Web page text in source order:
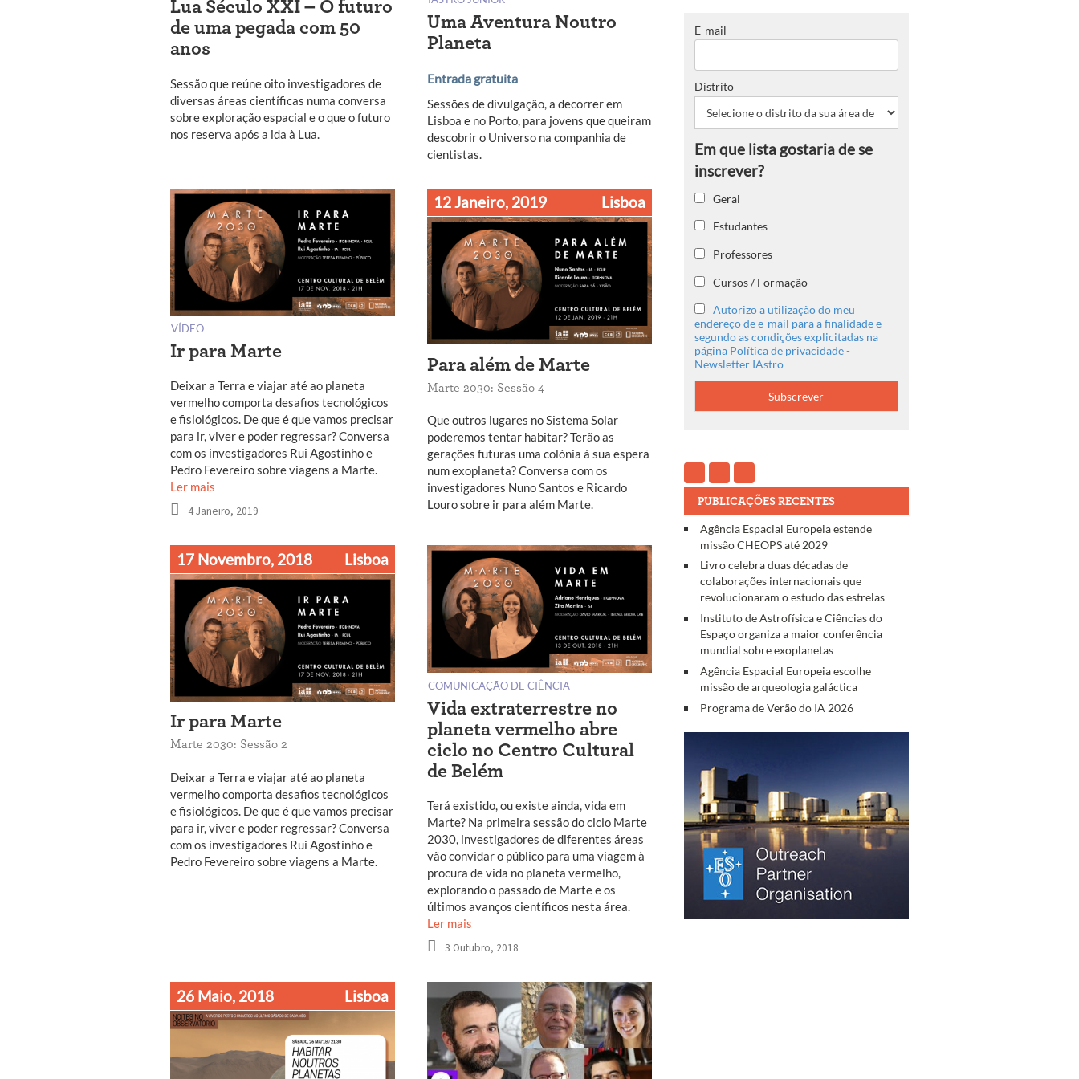
Lua Século XXI – O futuro
de uma pegada com 50
anos
Sessão que reúne oito investigadores de
diversas áreas científicas numa conversa
sobre exploração espacial e o que o futuro
nos reserva após a ida à Lua.
Uma Aventura Noutro
Planeta
Entrada gratuita
Sessões de divulgação, a decorrer em
Lisboa e no Porto, para jovens que queiram
descobrir o Universo na companhia de
cientistas.
VÍDEO
Ir para Marte
Deixar a Terra e viajar até ao planeta
vermelho comporta desafios tecnológicos
e fisiológicos. De que é que vamos precisar
para ir, viver e poder regressar? Conversa
com os investigadores Rui Agostinho e
Pedro Fevereiro sobre viagens a Marte.
Ler mais
4 Janeiro, 2019
12 Janeiro, 2019 Lisboa
Para além de Marte
Marte 2030: Sessão 4
Que outros lugares no Sistema Solar
poderemos tentar habitar? Terão as
gerações futuras uma colónia à sua espera
num exoplaneta? Conversa com os
investigadores Nuno Santos e Ricardo
Louro sobre ir para além Marte.
17 Novembro, 2018 Lisboa
Ir para Marte
Marte 2030: Sessão 2
Deixar a Terra e viajar até ao planeta
vermelho comporta desafios tecnológicos
e fisiológicos. De que é que vamos precisar
para ir, viver e poder regressar? Conversa
com os investigadores Rui Agostinho e
Pedro Fevereiro sobre viagens a Marte.
COMUNICAÇÃO DE CIÊNCIA
Vida extraterrestre no
planeta vermelho abre
ciclo no Centro Cultural
de Belém
Terá existido, ou existe ainda, vida em
Marte? Na primeira sessão do ciclo Marte
2030, investigadores de diferentes áreas
vão convidar o público para uma viagem à
procura de vida no planeta vermelho,
explorando o passado de Marte e os
últimos avanços científicos nesta área.
Ler mais
3 Outubro, 2018
26 Maio, 2018 Lisboa
E-mail
Distrito
Geral
Estudantes
Professores
Cursos / Formação
Autorizo a utilização do meu
endereço de e-mail para a finalidade e
segundo as condições explicitadas na
página Política de privacidade -
Newsletter IAstro
PUBLICAÇÕES RECENTES
Agência Espacial Europeia estende
missão CHEOPS até 2029
Livro celebra duas décadas de
colaborações internacionais que
revolucionaram o estudo das estrelas
Instituto de Astrofísica e Ciências do
Espaço organiza a maior conferência
mundial sobre exoplanetas
Agência Espacial Europeia escolhe
missão de arqueologia galáctica
Programa de Verão do IA 2026